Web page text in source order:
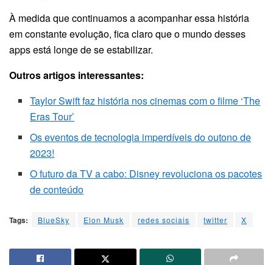
À medida que continuamos a acompanhar essa história
em constante evolução, fica claro que o mundo desses
apps está longe de se estabilizar.
Outros artigos interessantes:
Taylor Swift faz história nos cinemas com o filme ‘The
Eras Tour’
Os eventos de tecnologia imperdíveis do outono de
2023!
O futuro da TV a cabo: Disney revoluciona os pacotes
de conteúdo
Tags: BlueSky Elon Musk redes sociais twitter X